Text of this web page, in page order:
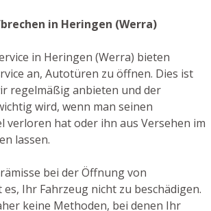
in Heringen (Werra)
in Heringen (Werra) bieten
an, Autotüren zu öffnen. Dies ist
regelmäßig anbieten und der
wird, wenn man seinen
verloren hat oder ihn aus Versehen im
lassen.
bei der Öffnung von
Ihr Fahrzeug nicht zu beschädigen.
keine Methoden, bei denen Ihr